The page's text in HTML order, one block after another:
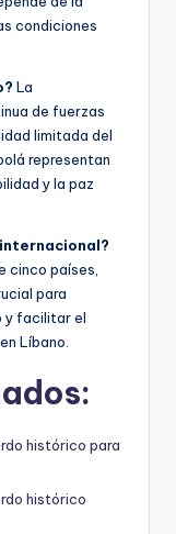
condiciones
La
de fuerzas
limitada del
representan
y la paz
cinco países,
para
y facilitar el
Líbano.
histórico para
histórico